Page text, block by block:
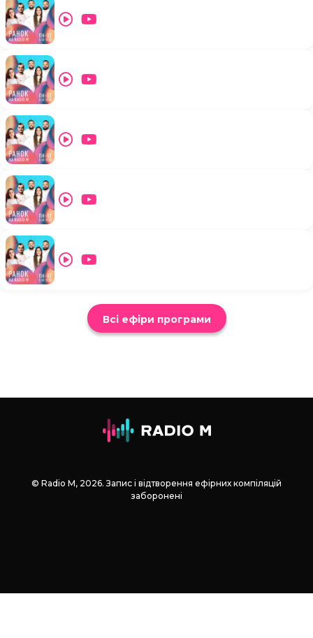
Всі ефіри програми
© Radio М, 2026. Запис і відтворення ефірних компіляцій
заборонені